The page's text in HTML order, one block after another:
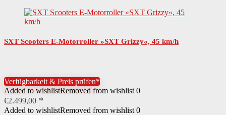
Ladezeit Akku 8 Std.
Spannung Akku 60,00 V
Leistung Akku in Volt
SXT Scooters E-Motorroller »SXT Grizzy«, 45 km/h
Verfügbarkeit & Preis prüfen*
Added to wishlistRemoved from wishlist 0
€2.499,00
Added to wishlistRemoved from wishlist 0